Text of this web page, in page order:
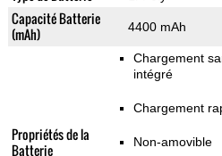
Capacité Batterie
(mAh)
4400 mAh
Propriétés de la
Batterie
Chargement
intégré
Chargement
Non-amovible